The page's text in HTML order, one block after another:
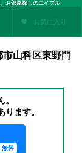
お部屋探しのエイブル
お気に入り
山科区東野門
ます。
無料